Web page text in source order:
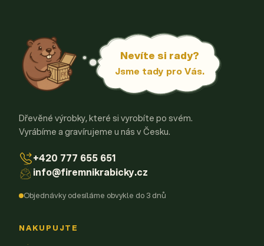
Nevíte si rady?
Jsme tady pro Vás.
Dřevěné výrobky, které si vyrobíte po svém.
Vyrábíme a gravírujeme u nás v Česku.
+420 777 655 651
info@firemnikrabicky.cz
Objednávky odesíláme obvykle do 3 dnů
NAKUPUJTE